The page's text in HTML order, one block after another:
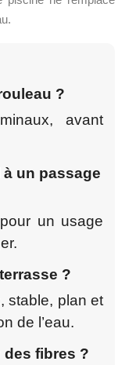
?
avant
un passage
un usage
?
stable, plan et
de l’eau.
fibres ?